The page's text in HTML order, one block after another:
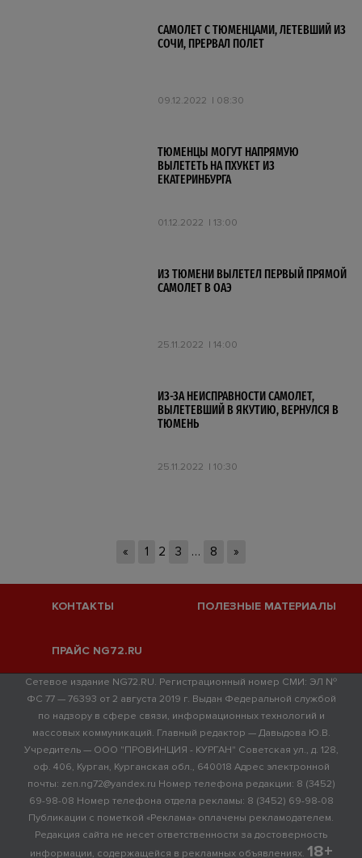
САМОЛЕТ С ТЮМЕНЦАМИ, ЛЕТЕВШИЙ ИЗ
СОЧИ, ПРЕРВАЛ ПОЛЕТ
09.12.2022 08:30
ТЮМЕНЦЫ МОГУТ НАПРЯМУЮ
ВЫЛЕТЕТЬ НА ПХУКЕТ ИЗ
ЕКАТЕРИНБУРГА
01.12.2022 13:00
ИЗ ТЮМЕНИ ВЫЛЕТЕЛ ПЕРВЫЙ ПРЯМОЙ
САМОЛЕТ В ОАЭ
25.11.2022 14:00
ИЗ-ЗА НЕИСПРАВНОСТИ САМОЛЕТ,
ВЫЛЕТЕВШИЙ В ЯКУТИЮ, ВЕРНУЛСЯ В
ТЮМЕНЬ
25.11.2022 10:30
« 1 2 3 … 8 »
КОНТАКТЫ ПОЛЕЗНЫЕ МАТЕРИАЛЫ
ПРАЙС NG72.RU
Сетевое издание NG72.RU. Регистрационный номер СМИ: ЭЛ №
ФС 77 — 76393 от 2 августа 2019 г. Выдан Федеральной службой
по надзору в сфере связи, информационных технологий и
массовых коммуникаций. Главный редактор — Давыдова Ю.В.
Учредитель — ООО "ПРОВИНЦИЯ - КУРГАН" Советская ул., д. 128,
оф. 406, Курган, Курганская обл., 640018 Адрес электронной
почты: zen.ng72@yandex.ru Номер телефона редакции: 8 (3452)
69-98-08 Номер телефона отдела рекламы: 8 (3452) 69-98-08
Публикации с пометкой «Реклама» оплачены рекламодателем.
Редакция сайта не несет ответственности за достоверность
информации, содержащейся в рекламных объявлениях. 18+